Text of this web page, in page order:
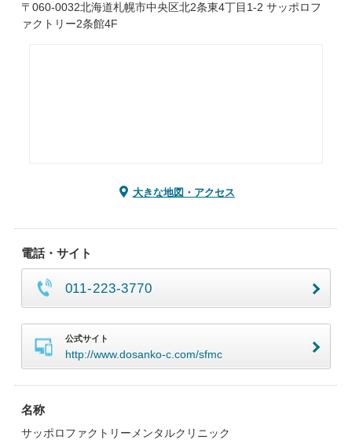
〒060-0032北海道札幌市中央区北2条東4丁目1-2 サッポロフ
ァクトリー2条館4F
大きな地図・アクセス
電話・サイト
011-223-3770
公式サイト
http://www.dosanko-c.com/sfmc
名称
サッポロファクトリーメンタルクリニック